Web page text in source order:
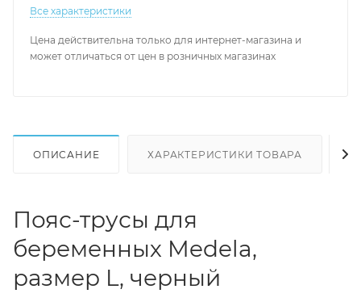
Все характеристики
Цена действительна только для интернет-магазина и
может отличаться от цен в розничных магазинах
ОПИСАНИЕ ХАРАКТЕРИСТИКИ ТОВАРА
Пояс-трусы для
беременных Medela,
размер L, черный